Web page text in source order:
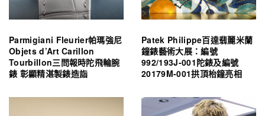
Parmigiani Fleurier帕瑪強尼
Objets d’Art Carillon
Tourbillon三問報時陀飛輪腕
錶 彰顯精湛製錶造詣
Patek Philippe百達翡麗米蘭
鐘錶藝術大展：編號
992/193J-001陀錶及編號
20179M-001拱頂枱鐘亮相